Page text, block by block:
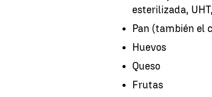
esterilizada,
Pan (también el
Huevos
Queso
Frutas